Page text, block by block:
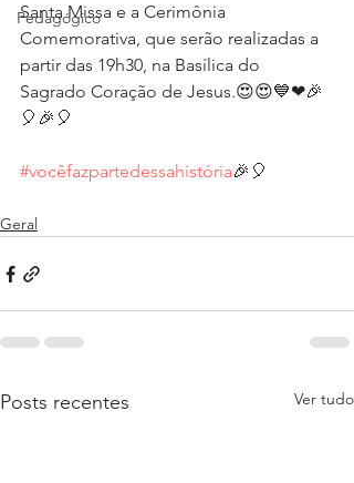
Pedagógico
Santa Missa e a Cerimônia
Comemorativa, que serão realizadas a
partir das 19h30, na Basílica do
Sagrado Coração de Jesus.😍😍💙❤🎉
🎈🎉🎈
#vocêfazpartedessahistória🎉🎈
Geral
Posts recentes Ver tudo